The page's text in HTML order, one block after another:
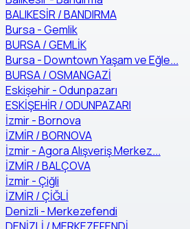
BALIKESİR / BANDIRMA
Bursa - Gemlik
BURSA / GEMLİK
Bursa - Downtown Yaşam ve Eğle...
BURSA / OSMANGAZİ
Eskişehir - Odunpazarı
ESKİŞEHİR / ODUNPAZARI
İzmir - Bornova
İZMİR / BORNOVA
İzmir - Agora Alışveriş Merkez...
İZMİR / BALÇOVA
İzmir - Çiğli
İZMİR / ÇİĞLİ
Denizli - Merkezefendi